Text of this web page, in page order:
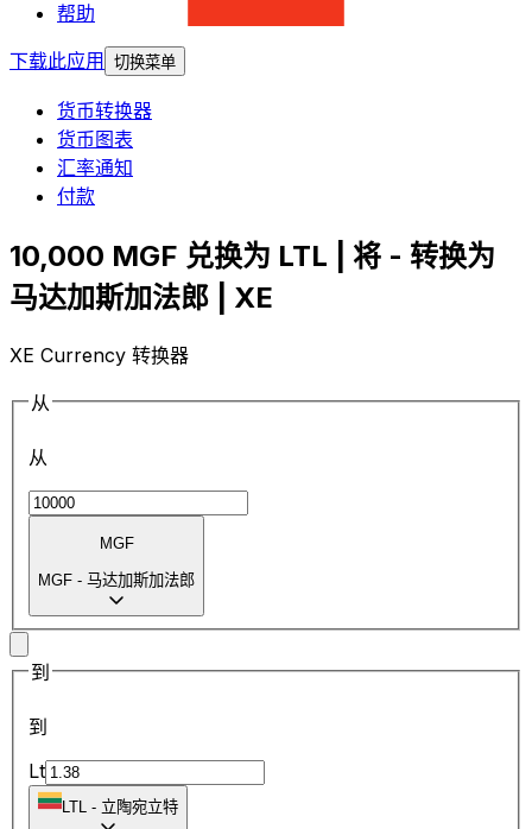
帮助
下载此应用
切换菜单
货币转换器
货币图表
汇率通知
付款
10,000 MGF 兑换为 LTL | 将 - 转换为
马达加斯加法郎 | XE
XE Currency 转换器
从
从
MGF
MGF - 马达加斯加法郎
到
到
Lt
LTL - 立陶宛立特